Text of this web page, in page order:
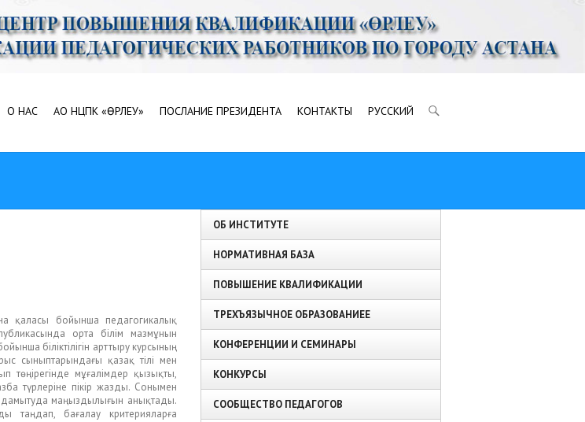
О НАС АО НЦПК «ӨРЛЕУ» ПОСЛАНИЕ ПРЕЗИДЕНТА КОНТАКТЫ РУССКИЙ
қаласы бойынша педагогикалық
орта білім мазмұнын
біліктілігін арттыру курсының
сыныптарындағы қазақ тілі мен
төңірегінде мұғалімдер қызықты,
түрлеріне пікір жазды. Сонымен
дамытуда маңыздылығын анықтады.
таңдап, бағалау критерияларға
ОБ ИНСТИТУТЕ
НОРМАТИВНАЯ БАЗА
ПОВЫШЕНИЕ КВАЛИФИКАЦИИ
ТРЕХЪЯЗЫЧНОЕ ОБРАЗОВАНИЕЕ
КОНФЕРЕНЦИИ И СЕМИНАРЫ
КОНКУРСЫ
СООБЩЕСТВО ПЕДАГОГОВ